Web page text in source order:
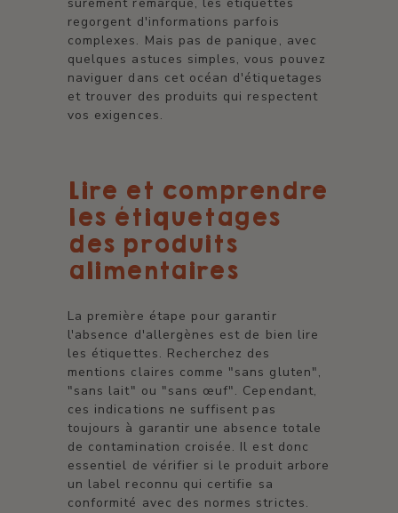
sûrement remarqué, les étiquettes
regorgent d'informations parfois
complexes. Mais pas de panique, avec
quelques astuces simples, vous pouvez
naviguer dans cet océan d'étiquetages
et trouver des produits qui respectent
vos exigences.
Lire et comprendre
les étiquetages
des produits
alimentaires
La première étape pour garantir
l'absence d'allergènes est de bien lire
les étiquettes. Recherchez des
mentions claires comme "sans gluten",
"sans lait" ou "sans œuf". Cependant,
ces indications ne suffisent pas
toujours à garantir une absence totale
de contamination croisée. Il est donc
essentiel de vérifier si le produit arbore
un label reconnu qui certifie sa
conformité avec des normes strictes.